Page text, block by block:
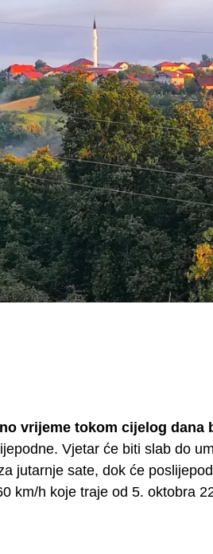
vrijeme tokom cijelog dana
Vjetar će biti slab do
jutarnje sate, dok će
km/h koje traje od 5. oktobra